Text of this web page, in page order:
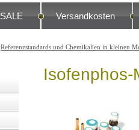
SALE Versandkosten
Referenzstandards und Chemikalien in kleinen
Isofenphos-